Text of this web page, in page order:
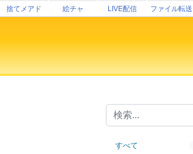
捨てメアド 絵チャ LIVE配信 ファイル転送
すべて